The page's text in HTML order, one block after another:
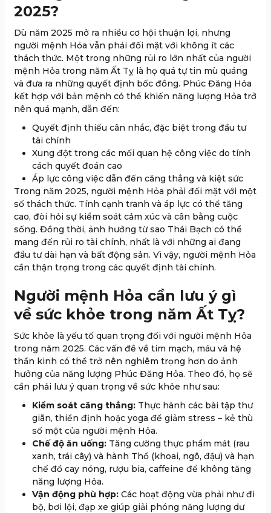
2025?
Dù năm 2025 mở ra nhiều cơ hội thuận lợi, nhưng
người mệnh Hỏa vẫn phải đối mặt với không ít các
thách thức. Một trong những rủi ro lớn nhất của người
mệnh Hỏa trong năm Ất Tỵ là họ quá tự tin mù quáng
và đưa ra những quyết định bốc đồng. Phúc Đăng Hỏa
kết hợp với bản mệnh có thể khiến năng lượng Hỏa trở
nên quá mạnh, dẫn đến:
Quyết định thiếu cân nhắc, đặc biệt trong đầu tư
tài chính
Xung đột trong các mối quan hệ công việc do tính
cách quyết đoán cao
Áp lực công việc dẫn đến căng thẳng và kiệt sức
Trong năm 2025, người mệnh Hỏa phải đối mặt với một
số thách thức. Tính cạnh tranh và áp lực có thể tăng
cao, đòi hỏi sự kiểm soát cảm xúc và cân bằng cuộc
sống. Đồng thời, ảnh hưởng từ sao Thái Bạch có thể
mang đến rủi ro tài chính, nhất là với những ai đang
đầu tư dài hạn và bất động sản. Vì vậy, người mệnh Hỏa
cần thận trọng trong các quyết định tài chính.
Người mệnh Hỏa cần lưu ý gì
về sức khỏe trong năm Ất Tỵ?
Sức khỏe là yếu tố quan trọng đối với người mệnh Hỏa
trong năm 2025. Các vấn đề về tim mạch, máu và hệ
thần kinh có thể trở nên nghiêm trọng hơn do ảnh
hưởng của năng lượng Phúc Đăng Hỏa. Theo đó, họ sẽ
cần phải lưu ý quan trọng về sức khỏe như sau:
Kiểm soát căng thẳng: Thực hành các bài tập thư
giãn, thiền định hoặc yoga để giảm stress – kẻ thù
số một của người mệnh Hỏa.
Chế độ ăn uống: Tăng cường thực phẩm mát (rau
xanh, trái cây) và hành Thổ (khoai, ngô, đậu) và hạn
chế đồ cay nóng, rượu bia, caffeine để không tăng
năng lượng Hỏa.
Vận động phù hợp: Các hoạt động vừa phải như đi
bộ, bơi lội, đạp xe giúp giải phóng năng lượng dư